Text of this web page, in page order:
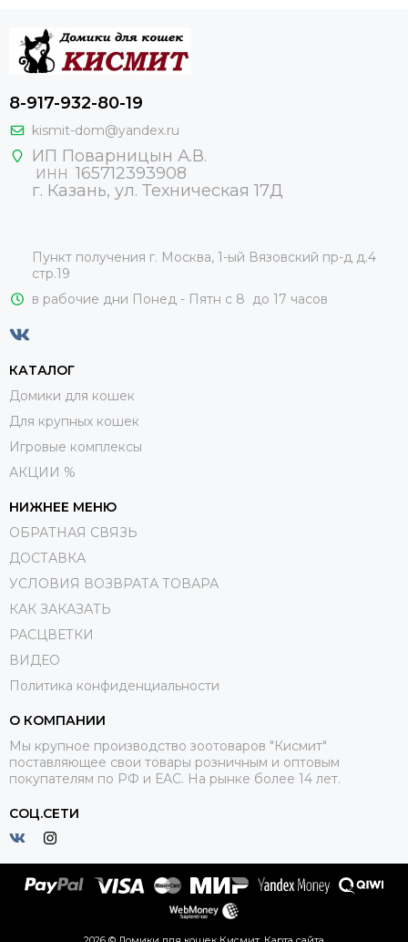
8-917-932-80-19
kismit-dom@yandex.ru
ИП Поварницын А.В.
ИНН 165712393908
г. Казань, ул. Техническая 17Д
Пункт получения г. Москва, 1-ый Вязовский пр-д д.4
стр.19
в рабочие дни Понед - Пятн с 8 до 17 часов
КАТАЛОГ
Домики для кошек
Для крупных кошек
Игровые комплексы
АКЦИИ %
НИЖНЕЕ МЕНЮ
ОБРАТНАЯ СВЯЗЬ
ДОСТАВКА
УСЛОВИЯ ВОЗВРАТА ТОВАРА
КАК ЗАКАЗАТЬ
РАСЦВЕТКИ
ВИДЕО
Политика конфиденциальности
О КОМПАНИИ
Мы крупное производство зоотоваров "Кисмит"
поставляющее свои товары розничным и оптовым
покупателям по РФ и ЕАС. На рынке более 14 лет.
СОЦ.СЕТИ